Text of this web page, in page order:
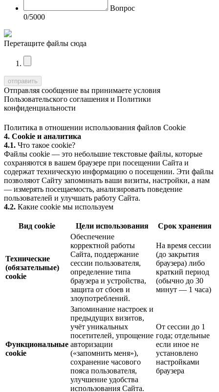
Вопрос
0/5000
Перетащите файлы сюда
Отправляя сообщение вы принимаете условия
Пользовательского соглашения и Политики
конфиденциальности
Политика в отношении использования файлов Cookie
4. Cookie и аналитика
4.1. Что такое cookie?
Файлы cookie — это небольшие текстовые файлы, которые
сохраняются в вашем браузере при посещении Сайта и
содержат техническую информацию о посещении. Эти файлы
позволяют Сайту запоминать ваши визиты, настройки, а нам
— измерять посещаемость, анализировать поведение
пользователей и улучшать работу Сайта.
4.2. Какие cookie мы используем
Вид cookie Цели использования Срок хранения
Технические
(обязательные)
cookie
Обеспечение
корректной работы
Сайта, поддержание
сессии пользователя,
определение типа
браузера и устройства,
защита от сбоев и
злоупотреблений.
На время сессии
(до закрытия
браузера) либо
краткий период
(обычно до 30
минут — 1 часа)
Функциональные
cookie
Запоминание настроек и
предыдущих визитов,
учёт уникальных
посетителей, упрощение
авторизации
(«запомнить меня»),
сохранение часового
пояса пользователя,
улучшение удобства
использования Сайта.
От сессии до 1
года; отдельные
если иное не
установлено
настройками
браузера